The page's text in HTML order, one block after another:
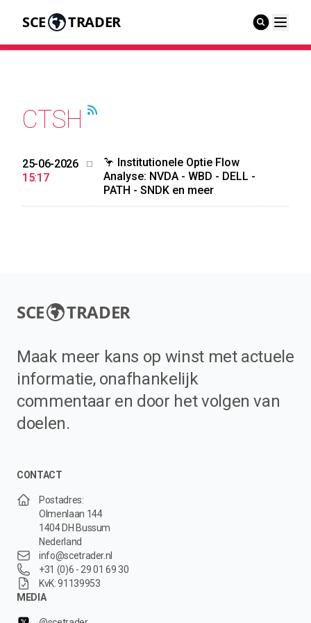
SCE TRADER
CTSH
25-06-2026
15:17
🦩 Institutionele Optie Flow
Analyse: NVDA - WBD - DELL -
PATH - SNDK en meer
SCE TRADER
Maak meer kans op winst met actuele
informatie, onafhankelijk
commentaar en door het volgen van
doelen.
CONTACT
Postadres:
Olmenlaan 144
1404 DH Bussum
Nederland
info@scetrader.nl
+31 (0)6 - 29 01 69 30
KvK: 91139953
MEDIA